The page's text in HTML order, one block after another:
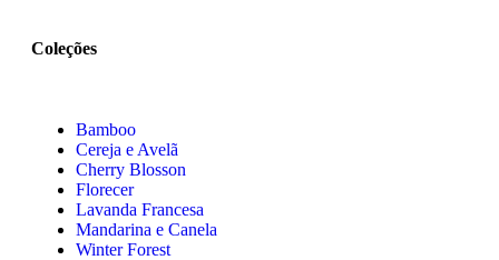
Coleções
Bamboo
Cereja e Avelã
Cherry Blosson
Florecer
Lavanda Francesa
Mandarina e Canela
Winter Forest